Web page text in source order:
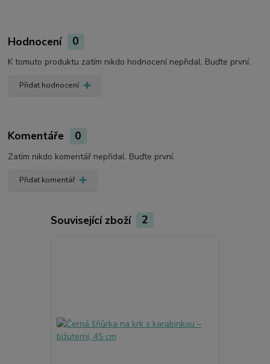
Hodnocení 0
K tomuto produktu zatím nikdo hodnocení nepřidal. Buďte první.
Přidat hodnocení
Komentáře 0
Zatím nikdo komentář nepřidal. Buďte první.
Přidat komentář
Související zboží 2